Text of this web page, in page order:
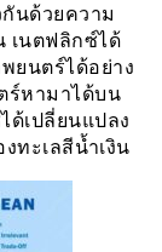
นด้วยความ
เนตฟลิกซ์ได้
ยนตร์ได้อย่าง
ร์หามาได้บน
ด้เปลี่ยนแปลง
ทะเลสีน้ำเงิน